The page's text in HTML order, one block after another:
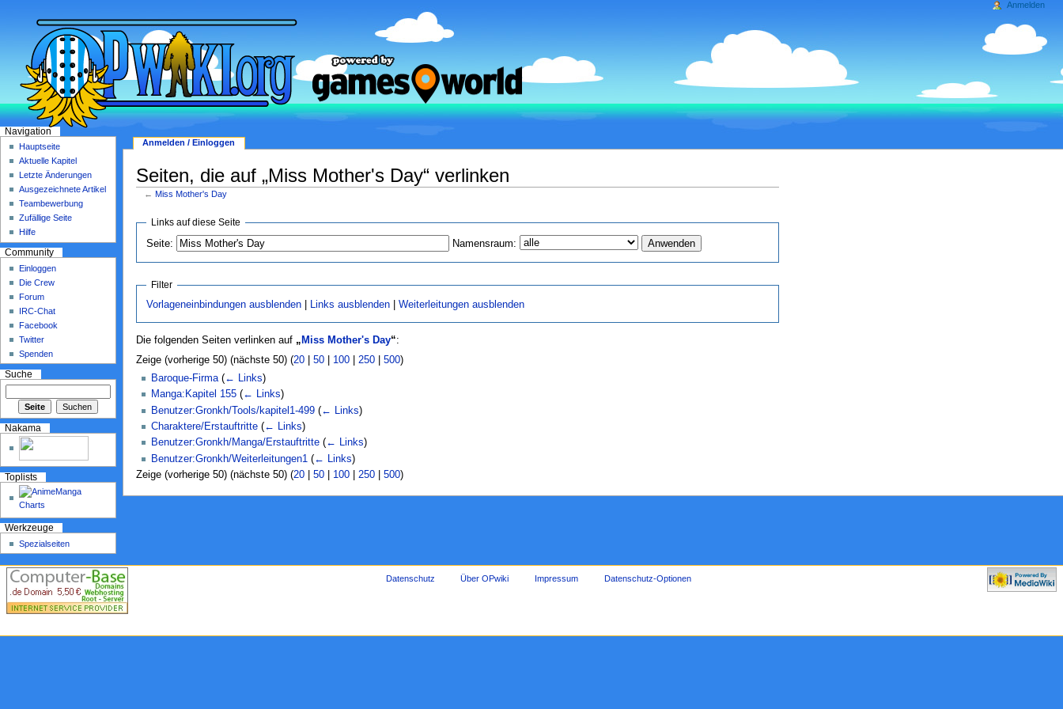
Seiten, die auf „Miss Mother's Day“ verlinken
← Miss Mother's Day
Links auf diese Seite
Seite:
Namensraum:
Filter
Vorlageneinbindungen ausblenden
Links ausblenden |Weiterleitungen ausblenden
Die folgenden Seiten verlinken auf „ Miss Mother's Day“:
Zeige (vorherige 50) (nächste 50) (20| 50| 100| 250| 500)
Baroque-Firma (← Links)
Manga:Kapitel 155 (← Links)
Benutzer:Gronkh/Tools/kapitel1-499 (← Links)
Charaktere/Erstauftritte (← Links)
Benutzer:Gronkh/Manga/Erstauftritte (← Links)
Benutzer:Gronkh/Weiterleitungen1 (← Links)
Zeige (vorherige 50) (nächste 50) (20| 50| 100| 250| 500)
Anmelden / Einloggen
Anmelden
Navigation
Hauptseite
Aktuelle Kapitel
Letzte Änderungen
Ausgezeichnete Artikel
Teambewerbung
Zufällige Seite
Hilfe
Community
Einloggen
Die Crew
Forum
IRC-Chat
Facebook
Twitter
Spenden
Suche
Nakama
Toplists
Werkzeuge
Spezialseiten
Datenschutz Über OPwiki Impressum Datenschutz-Optionen